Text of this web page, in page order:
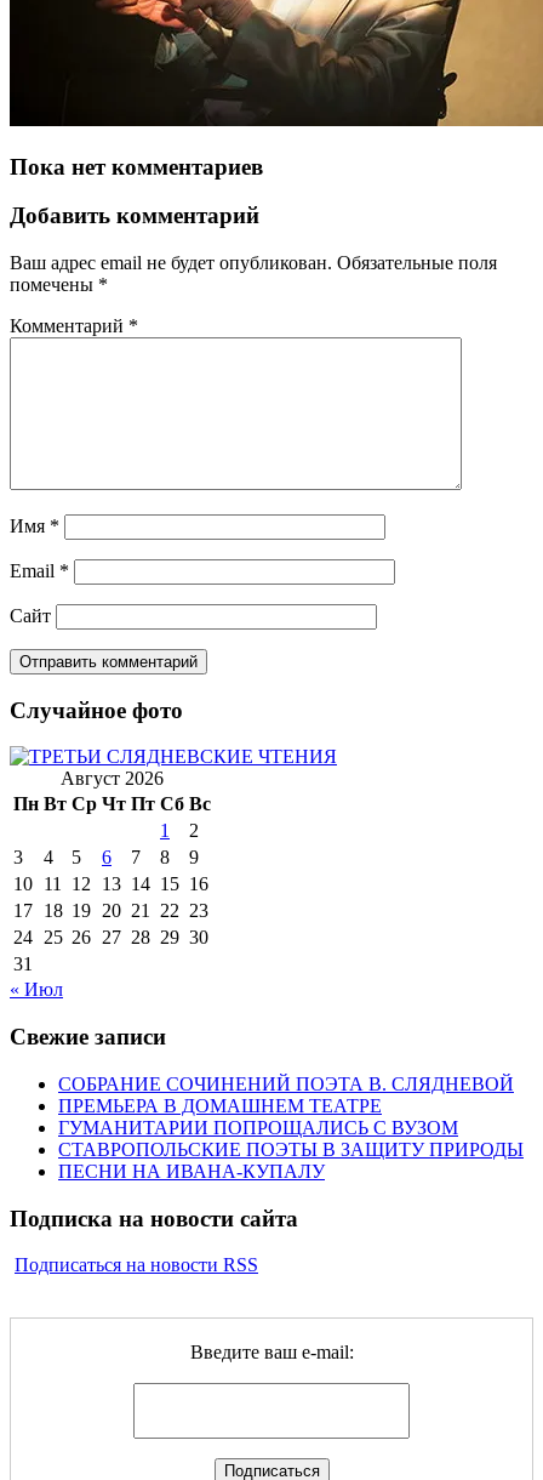
Пока нет комментариев
Добавить комментарий
Ваш адрес email не будет опубликован. Обязательные поля
помечены *
Комментарий *
Имя *
Email *
Сайт
Случайное фото
Август 2026
Пн Вт Ср Чт Пт Сб Вс
1
2
3
4 5 6 7 8
9
10 11 12 13 14 15 16
17 18 19 20 21 22 23
24 25 26 27 28 29 30
31
« Июл
Свежие записи
СОБРАНИЕ СОЧИНЕНИЙ ПОЭТА В. СЛЯДНЕВОЙ
ПРЕМЬЕРА В ДОМАШНЕМ ТЕАТРЕ
ГУМАНИТАРИИ ПОПРОЩАЛИСЬ С ВУЗОМ
СТАВРОПОЛЬСКИЕ ПОЭТЫ В ЗАЩИТУ ПРИРОДЫ
ПЕСНИ НА ИВАНА-КУПАЛУ
Подписка на новости сайта
Подписаться на новости RSS
Введите ваш e-mail: